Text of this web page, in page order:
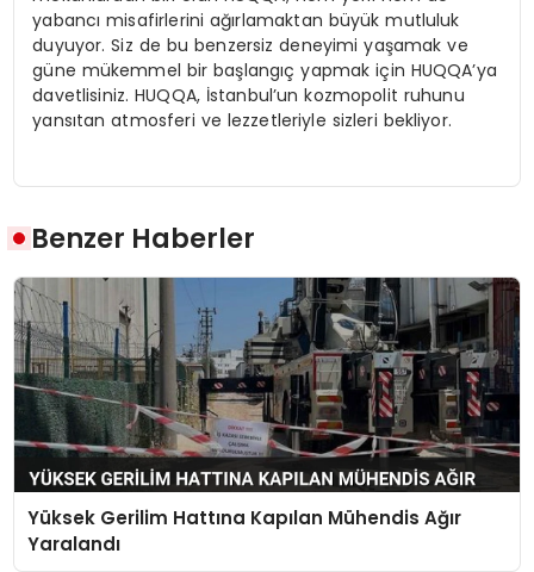
yabancı misafirlerini ağırlamaktan büyük mutluluk
duyuyor. Siz de bu benzersiz deneyimi yaşamak ve
güne mükemmel bir başlangıç yapmak için HUQQA’ya
davetlisiniz. HUQQA, İstanbul’un kozmopolit ruhunu
yansıtan atmosferi ve lezzetleriyle sizleri bekliyor.
Benzer Haberler
Yüksek Gerilim Hattına Kapılan Mühendis Ağır
Yaralandı